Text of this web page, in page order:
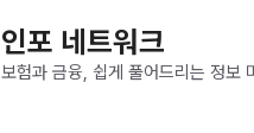
인포 네트워크
보험과 금융, 쉽게 풀어드리는 정보